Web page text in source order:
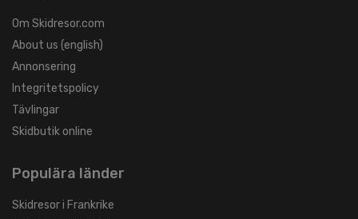
Om Skidresor.com
About us (english)
Annonsering
Integritetspolicy
Tävlingar
Skidbutik online
Populära länder
Skidresor i Frankrike